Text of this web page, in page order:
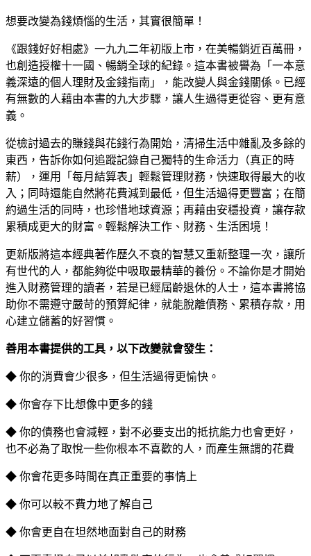
想要改變為錢煩惱的生活，其實很簡單！
《跟錢好好相處》一九九二年初版上市，在美暢銷近百萬冊，
也創造授權十一國、暢銷全球的紀錄。這本書被譽為「一本意
義深遠的個人理財及金錢指南」，能改變人與金錢關係。已經
有無數的人藉由本書的九大步驟，讓人生過得更從容、更有意
義。
從檢討過去的賺錢與花錢行為開始，清掃生活中雜亂及多餘的
東西，告訴你如何追蹤記錄自己獨特的生命活力（真正的時
薪），運用「每月結算表」輕鬆管理財務，快速取得最大的收
入；同時還能自然將花費減到最低，但生活過得更豐富；在簡
約過生活的同時，也珍惜地球資源；再藉由安穩投資，讓存款
累積成更大的財富。輕鬆解決工作、財務、生活困境！
更新版將這本經典著作歷久不衰的智慧又重新整理一次，讓所
有世代的人，都能夠從中吸取最精華的養份。不論你是才開始
進入財務管理的讀者，若是已經屆齡退休的人士，這本書將協
助你不需遵守嚴苛的預算紀律，就能脫離債務、累積存款，用
心建立儲蓄的好習慣。
善用本書提供的工具，以下改變就會發生：
◆ 你的消費會少很多，但生活過得更愉快。
◆ 你會存下比想像中更多的錢
◆ 你的債務也會減輕，對不必要支出的抵抗能力也會更好，
也不必為了取悅一些你根本不喜歡的人，而產生無謂的花費
◆ 你會花更多時間在真正重要的事情上
◆ 你可以較不費力地了解自己
◆ 你會更自在坦然地面對自己的財務